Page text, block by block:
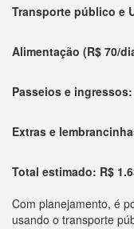
Transporte público e
Alimentação (R$ 70/
Passeios e ingressos:
Extras e
Total estimado: R$
Com planejamento, é
usando o transporte